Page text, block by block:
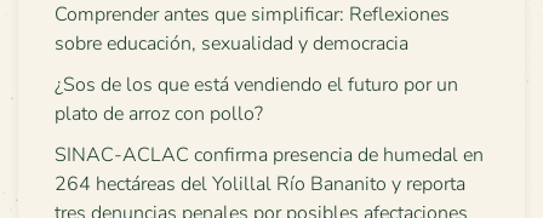
Comprender antes que simplificar: Reflexiones
sobre educación, sexualidad y democracia
¿Sos de los que está vendiendo el futuro por un
plato de arroz con pollo?
SINAC-ACLAC confirma presencia de humedal en
264 hectáreas del Yolillal Río Bananito y reporta